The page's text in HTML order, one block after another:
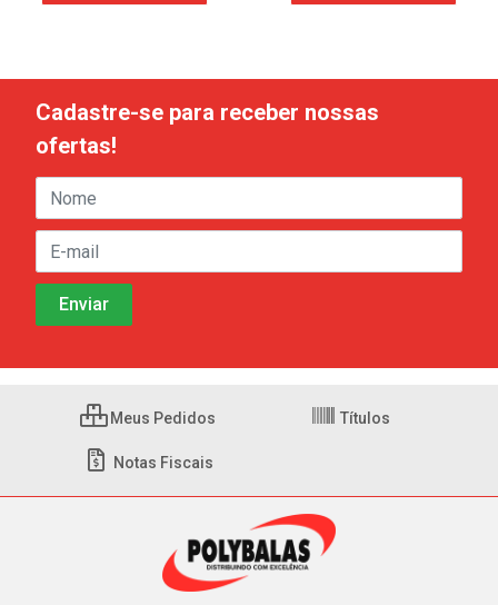
Cadastre-se para receber nossas
ofertas!
Meus Pedidos Títulos
Notas Fiscais